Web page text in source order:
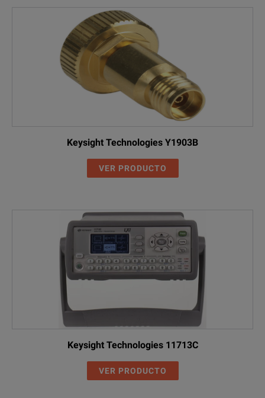
Keysight Technologies Y1903B
VER PRODUCTO
Keysight Technologies 11713C
VER PRODUCTO